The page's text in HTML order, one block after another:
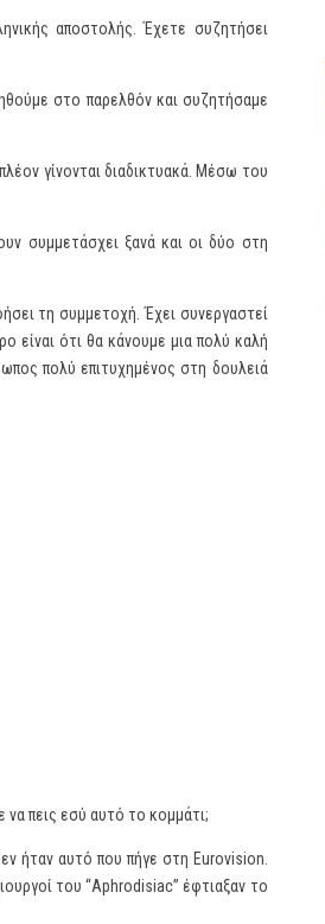
αποστολής. Έχετε συζητήσει
στο παρελθόν και συζητήσαμε
γίνονται διαδικτυακά. Μέσω του
συμμετάσχει ξανά και οι δύο στη
τη συμμετοχή. Έχει συνεργαστεί
είναι ότι θα κάνουμε μια πολύ καλή
πολύ επιτυχημένος στη δουλειά
πεις εσύ αυτό το κομμάτι;
ήταν αυτό που πήγε στη Eurovision.
του “Aphrodisiac” έφτιαξαν το